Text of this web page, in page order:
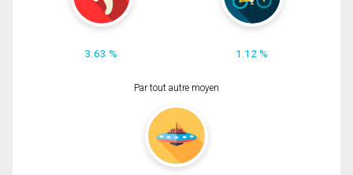
3.63 % 1.12 %
Par tout autre moyen